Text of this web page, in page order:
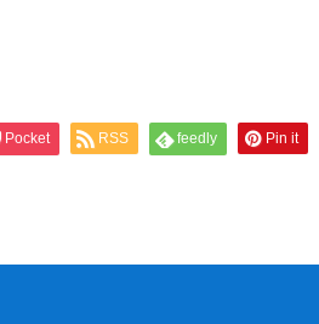
Pocket RSS feedly Pin it